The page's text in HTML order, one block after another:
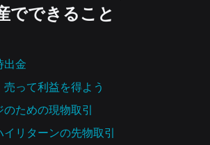
でできること
出金
って利益を得よう
ための現物取引
リターンの先物取引